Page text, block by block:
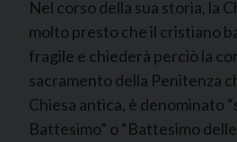
Nel corso della sua storia, la
molto presto che il cristiano
fragile e chiederà perciò la
sacramento della Penitenza
Chiesa antica, è denominato
Battesimo” o “Battesimo